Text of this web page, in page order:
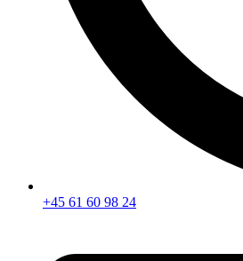
+45 61 60 98 24